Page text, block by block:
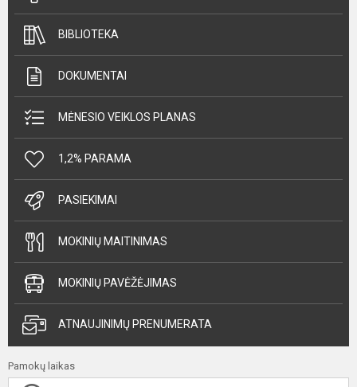
BIBLIOTEKA
DOKUMENTAI
MĖNESIO VEIKLOS PLANAS
1,2% PARAMA
PASIEKIMAI
MOKINIŲ MAITINIMAS
MOKINIŲ PAVĖŽĖJIMAS
ATNAUJINIMŲ PRENUMERATA
Pamokų laikas